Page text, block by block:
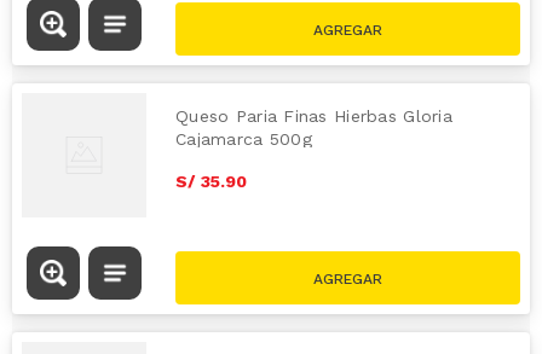
Queso Paria Finas Hierbas Gloria
Cajamarca 500g
S/ 35.90